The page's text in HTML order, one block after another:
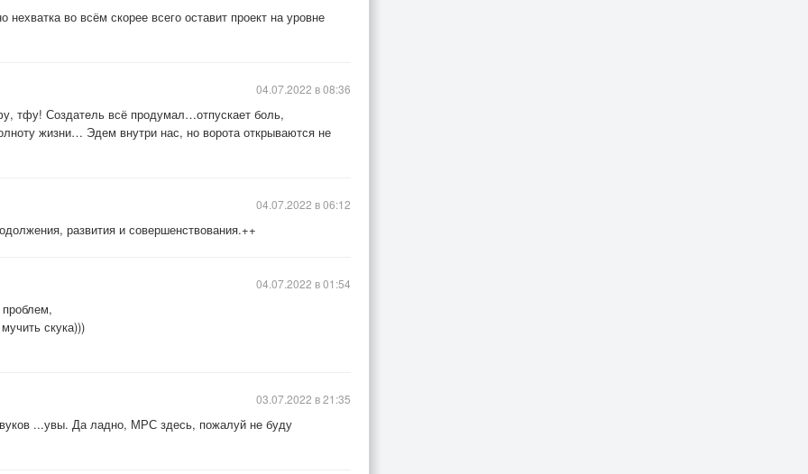
во всём скорее всего оставит проект на уровне
тфу! Создатель всё продумал…отпускает боль,
жизни… Эдем внутри нас, но ворота открываются не
04.07.2022 в 08:36
развития и совершенствования.++
04.07.2022 в 06:12
скука)))
04.07.2022 в 01:54
...увы. Да ладно, МРС здесь, пожалуй не буду
03.07.2022 в 21:35